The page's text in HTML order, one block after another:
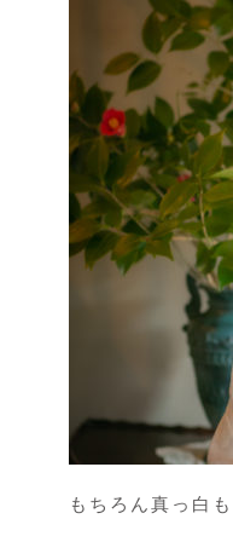
もちろん真っ白